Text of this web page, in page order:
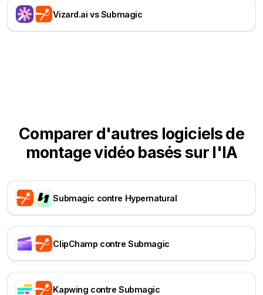
Vizard.ai vs Submagic
Comparer d'autres logiciels de
montage vidéo basés sur l'IA
Submagic contre Hypernatural
ClipChamp contre Submagic
Kapwing contre Submagic